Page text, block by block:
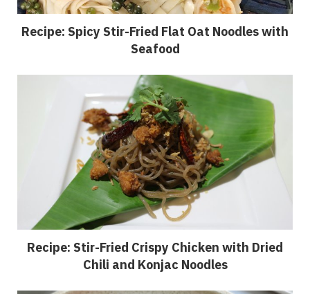
Recipe: Spicy Stir-Fried Flat Oat Noodles with
Seafood
Recipe: Stir-Fried Crispy Chicken with Dried
Chili and Konjac Noodles